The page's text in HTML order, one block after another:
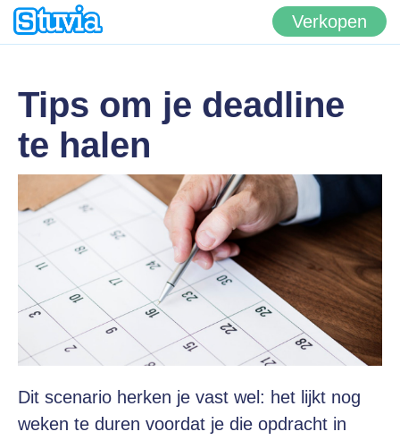
Verkopen
Tips om je deadline
te halen
Dit scenario herken je vast wel: het lijkt nog
weken te duren voordat je die opdracht in